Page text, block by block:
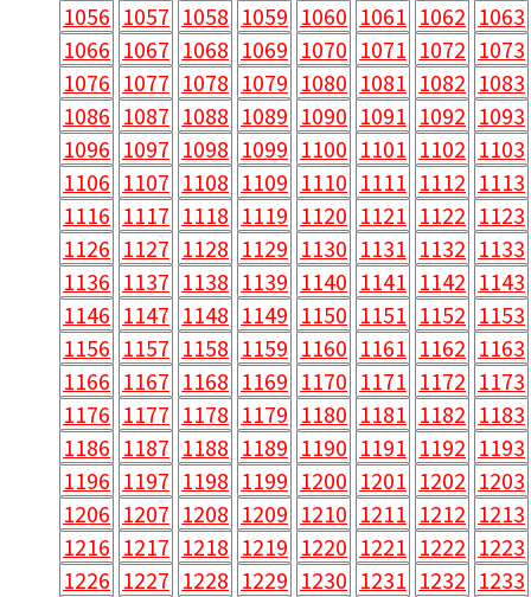
1056 1057 1058 1059 1060 1061 1062 1063
1066 1067 1068 1069 1070 1071 1072 1073
1076 1077 1078 1079 1080 1081 1082 1083
1086 1087 1088 1089 1090 1091 1092 1093
1096 1097 1098 1099 1100 1101 1102 1103
1106 1107 1108 1109 1110 1111 1112 1113
1116 1117 1118 1119 1120 1121 1122 1123
1126 1127 1128 1129 1130 1131 1132 1133
1136 1137 1138 1139 1140 1141 1142 1143
1146 1147 1148 1149 1150 1151 1152 1153
1156 1157 1158 1159 1160 1161 1162 1163
1166 1167 1168 1169 1170 1171 1172 1173
1176 1177 1178 1179 1180 1181 1182 1183
1186 1187 1188 1189 1190 1191 1192 1193
1196 1197 1198 1199 1200 1201 1202 1203
1206 1207 1208 1209 1210 1211 1212 1213
1216 1217 1218 1219 1220 1221 1222 1223
1226 1227 1228 1229 1230 1231 1232 1233